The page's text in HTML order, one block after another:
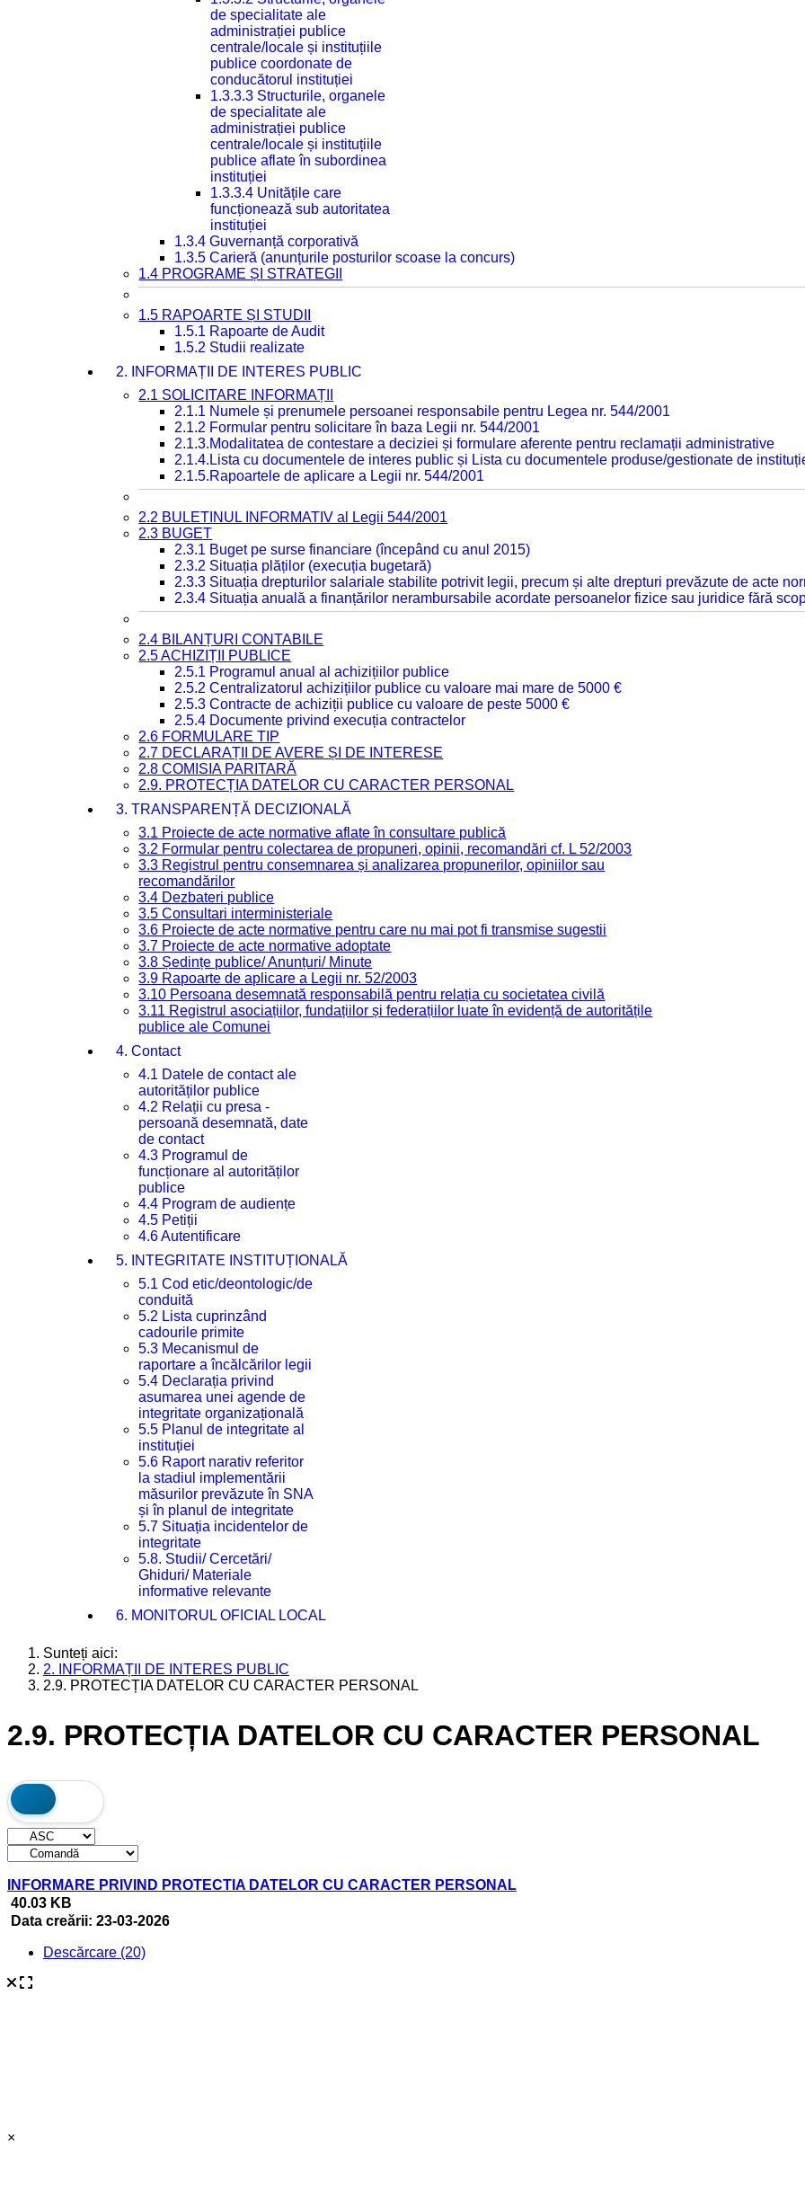
de specialitate ale
administrației publice
centrale/locale și instituțiile
publice coordonate de
conducătorul instituției
1.3.3.3 Structurile, organele
de specialitate ale
administrației publice
centrale/locale și instituțiile
publice aflate în subordinea
instituției
1.3.3.4 Unitățile care
funcționează sub autoritatea
instituției
1.3.4 Guvernanță corporativă
1.3.5 Carieră (anunțurile posturilor scoase la concurs)
1.4 PROGRAME ȘI STRATEGII
1.5 RAPOARTE ȘI STUDII
1.5.1 Rapoarte de Audit
1.5.2 Studii realizate
2. INFORMAȚII DE INTERES PUBLIC
2.1 SOLICITARE INFORMAȚII
2.1.1 Numele și prenumele persoanei responsabile pentru Legea nr. 544/2001
2.1.2 Formular pentru solicitare în baza Legii nr. 544/2001
2.1.3.Modalitatea de contestare a deciziei și formulare aferente pentru reclamații administrative
2.1.4.Lista cu documentele de interes public și Lista cu documentele produse/gestionate de
2.1.5.Rapoartele de aplicare a Legii nr. 544/2001
2.2 BULETINUL INFORMATIV al Legii 544/2001
2.3 BUGET
2.3.1 Buget pe surse financiare (începând cu anul 2015)
2.3.2 Situația plăților (execuția bugetară)
2.3.3 Situația drepturilor salariale stabilite potrivit legii, precum și alte drepturi prevăzute de acte
2.3.4 Situația anuală a finanțărilor nerambursabile acordate persoanelor fizice sau juridice fără
2.4 BILANȚURI CONTABILE
2.5 ACHIZIȚII PUBLICE
2.5.1 Programul anual al achizițiilor publice
2.5.2 Centralizatorul achizițiilor publice cu valoare mai mare de 5000 €
2.5.3 Contracte de achiziții publice cu valoare de peste 5000 €
2.5.4 Documente privind execuția contractelor
2.6 FORMULARE TIP
2.7 DECLARAȚII DE AVERE ȘI DE INTERESE
2.8 COMISIA PARITARĂ
2.9. PROTECȚIA DATELOR CU CARACTER PERSONAL
3. TRANSPARENȚĂ DECIZIONALĂ
3.1 Proiecte de acte normative aflate în consultare publică
3.2 Formular pentru colectarea de propuneri, opinii, recomandări cf. L 52/2003
3.3 Registrul pentru consemnarea și analizarea propunerilor, opiniilor sau
recomandărilor
3.4 Dezbateri publice
3.5 Consultari interministeriale
3.6 Proiecte de acte normative pentru care nu mai pot fi transmise sugestii
3.7 Proiecte de acte normative adoptate
3.8 Ședințe publice/ Anunțuri/ Minute
3.9 Rapoarte de aplicare a Legii nr. 52/2003
3.10 Persoana desemnată responsabilă pentru relația cu societatea civilă
3.11 Registrul asociațiilor, fundațiilor și federațiilor luate în evidență de autoritățile
publice ale Comunei
4. Contact
4.1 Datele de contact ale
autorităților publice
4.2 Relații cu presa -
persoană desemnată, date
de contact
4.3 Programul de
funcționare al autorităților
publice
4.4 Program de audiențe
4.5 Petiții
4.6 Autentificare
5. INTEGRITATE INSTITUȚIONALĂ
5.1 Cod etic/deontologic/de
conduită
5.2 Lista cuprinzând
cadourile primite
5.3 Mecanismul de
raportare a încălcărilor legii
5.4 Declarația privind
asumarea unei agende de
integritate organizațională
5.5 Planul de integritate al
instituției
5.6 Raport narativ referitor
la stadiul implementării
măsurilor prevăzute în SNA
și în planul de integritate
5.7 Situația incidentelor de
integritate
5.8. Studii/ Cercetări/
Ghiduri/ Materiale
informative relevante
6. MONITORUL OFICIAL LOCAL
Sunteți aici:
2. INFORMAȚII DE INTERES PUBLIC
2.9. PROTECȚIA DATELOR CU CARACTER PERSONAL
2.9. PROTECȚIA DATELOR CU CARACTER PERSONAL
INFORMARE PRIVIND PROTECTIA DATELOR CU CARACTER PERSONAL
40.03 KB
Data creării: 23-03-2026
Descărcare (20)
×